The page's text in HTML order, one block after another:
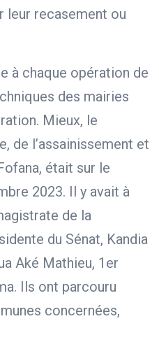
leur recasement ou
à chaque opération de
des mairies
Mieux, le
de l’assainissement et
était sur le
2023. Il y avait à
de la
du Sénat, Kandia
Aké Mathieu, 1er
Ils ont parcouru
concernées,